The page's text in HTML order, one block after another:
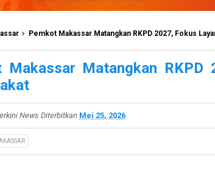
Pemkot Makassar Matangkan RKPD 2027, Fokus
Makassar Matangkan RKPD
News Diterbitkan Mei 25, 2026